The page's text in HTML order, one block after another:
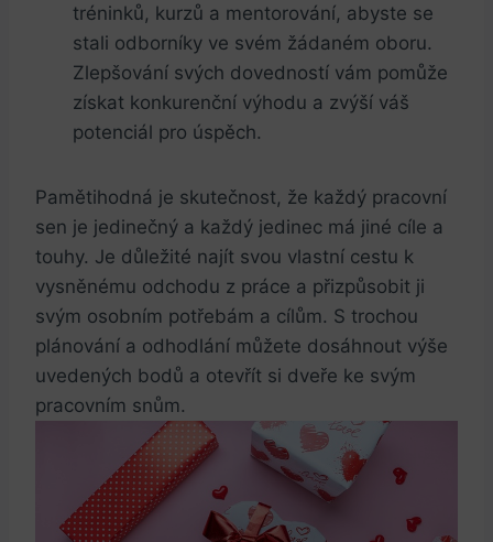
tréninků, kurzů a mentorování,‍ abyste se
stali odborníky ve svém žádaném oboru.
Zlepšování svých dovedností vám pomůže
získat konkurenční výhodu a zvýší váš
potenciál‌ pro úspěch.
Pamětihodná je skutečnost, že každý pracovní
sen je jedinečný a každý jedinec má jiné cíle a
touhy. Je důležité najít svou vlastní cestu k
vysněnému odchodu z práce a přizpůsobit ji
svým osobním potřebám a ⁤cílům. S trochou
plánování a‍ odhodlání můžete dosáhnout výše
uvedených bodů a otevřít si dveře​ ke svým
pracovním snům.